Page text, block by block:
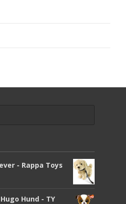
- Rappa Toys
Hund - TY